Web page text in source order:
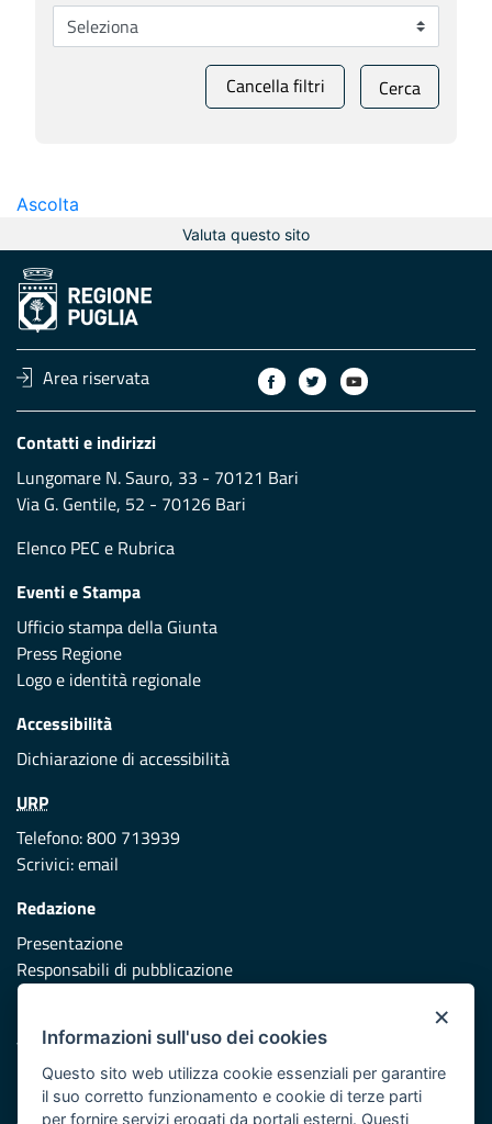
Cancella filtri Cerca
Ascolta
Valuta questo sito
Area riservata
Contatti e indirizzi
Lungomare N. Sauro, 33 - 70121 Bari
Via G. Gentile, 52 - 70126 Bari
Elenco PEC e Rubrica
Eventi e Stampa
Ufficio stampa della Giunta
Press Regione
Logo e identità regionale
Accessibilità
Dichiarazione di accessibilità
URP
Telefono: 800 713939
Scrivici:email
Redazione
Presentazione
Responsabili di pubblicazione
Vai al sito di Protezione Civile Puglia
Iniziativa finanziata con risorse del POR Puglia 2014/2020 -
Asse XI
×
Informazioni sull'uso dei cookies
Questo sito web utilizza cookie essenziali per garantire
il suo corretto funzionamento e cookie di terze parti
per fornire servizi erogati da portali esterni. Questi